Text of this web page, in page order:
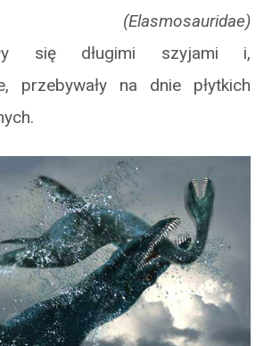
się długimi szyjami i,
przebywały na dnie płytkich